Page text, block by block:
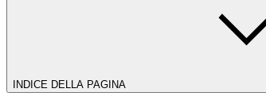
INDICE DELLA PAGINA